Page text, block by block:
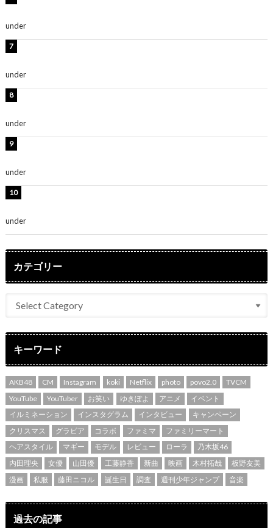
under
under
under
under
under
カテゴリー
キーワード
AKB48 CM Instagram koki Netflix photo povo2.0
TVCM
YouTube
YouTuber お笑い ゆきぽよ アニメ
イベント
イルミネーション
インスタグラム インタビュー
キャンペーン
クリスマス
グラビア コラボ ファミマ
ファミリーマート
ヘアスタイル
マギー モデル レビュー ローラ
乃木坂46
内田理央
女優 山田優 工藤静香 新曲 映画 木村拓哉
板野友美
漫画
私服 藤田ニコル 誕生日 調査 週刊少年ジャンプ 音楽
過去の記事